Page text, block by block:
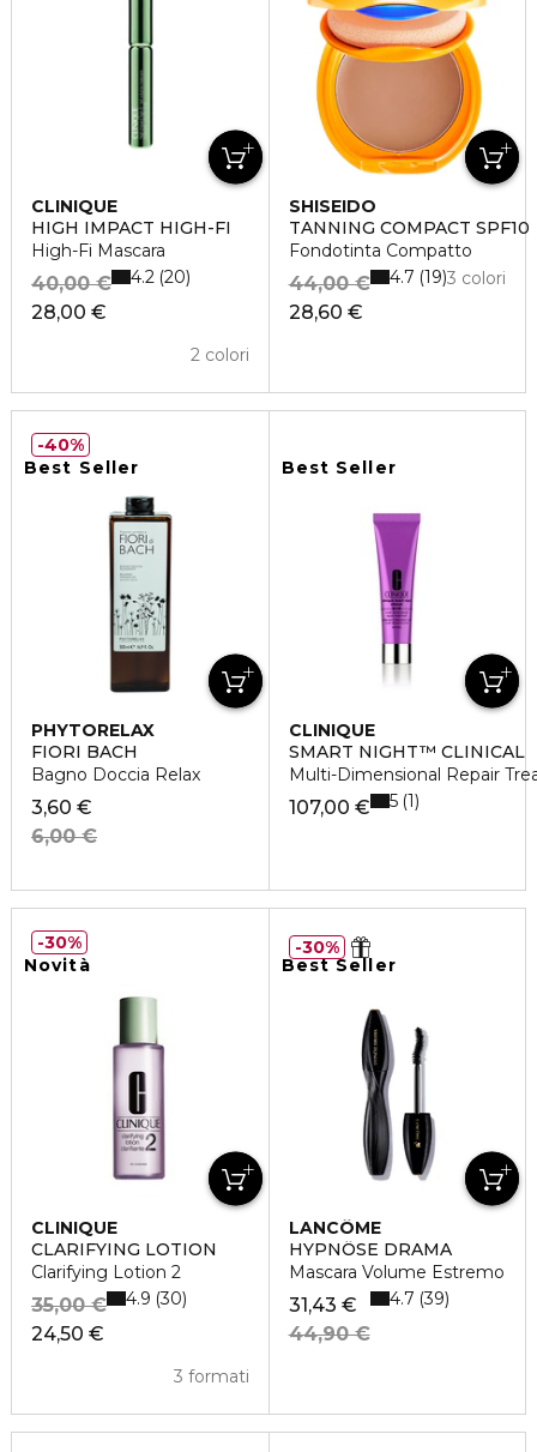
CLINIQUE
HIGH IMPACT HIGH-FI
High-Fi Mascara
28,00 €
40,00 €
2 colori
4.2 20
SHISEIDO
TANNING COMPACT SPF10
Fondotinta Compatto
28,60 €
44,00 € 3 colori
4.7 19
Best Seller
PHYTORELAX
FIORI BACH
Bagno Doccia Relax
3,60 €
6,00 €
40%
Best Seller
CLINIQUE
SMART NIGHT™ CLINICAL
Multi-Dimensional Repair
107,00 € 5 1
Novità
CLINIQUE
CLARIFYING LOTION
Clarifying Lotion 2
24,50 €
35,00 €
3 formati
4.9 30
30%
Best Seller
LANCÔME
HYPNÔSE DRAMA
Mascara Volume Estremo
31,43 €
44,90 €
4.7 39
30%